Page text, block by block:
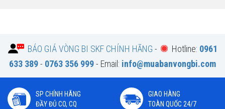
BÁO GIÁ VÒNG BI SKF CHÍNH HÃNG - Hotline: 0961
633 389- 0763 356 999- Email: info@muabanvongbi.com
SP CHÍNH HÃNG
ĐẦY ĐỦ CO, CQ
GIAO HÀNG
TOÀN QUỐC 24/7